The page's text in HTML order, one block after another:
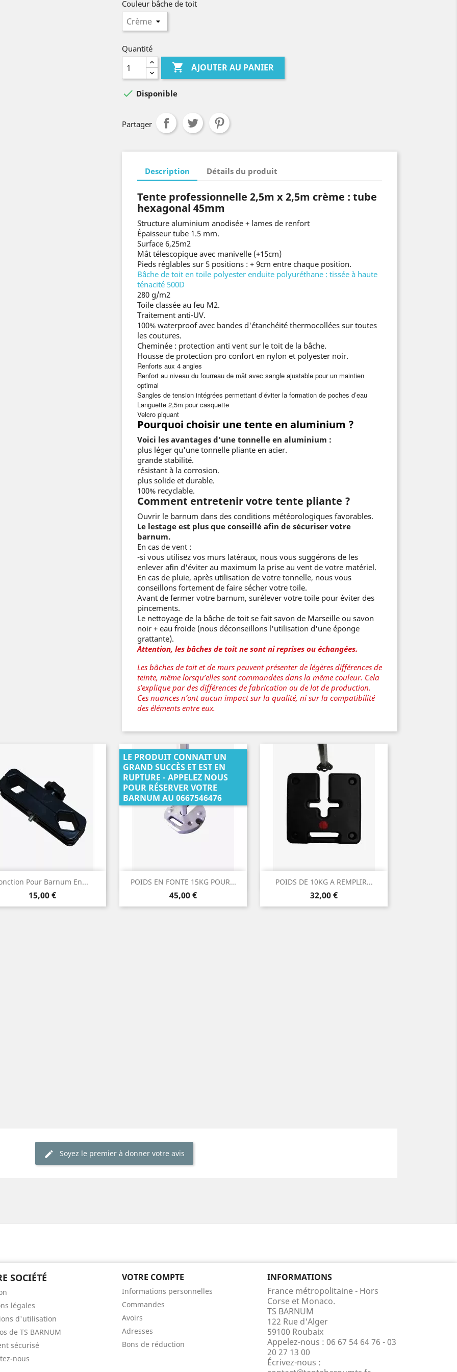
Couleur bâche de toit
Quantité
 AJOUTER AU PANIER
 Disponible
Partager
Description Détails du produit
Tente professionnelle 2,5m x 2,5m crème : tube
hexagonal 45mm
Structure aluminium anodisée + lames de renfort
Épaisseur tube 1.5 mm.
Surface 6,25m2
Mât télescopique avec manivelle (+15cm)
Pieds réglables sur 5 positions : + 9cm entre chaque position.
Bâche de toit en toile polyester enduite polyuréthane : tissée à haute
ténacité 500D
280 g/m2
Toile classée au feu M2.
Traitement anti-UV.
100% waterproof avec bandes d'étanchéité thermocollées sur toutes
les coutures.
Cheminée : protection anti vent sur le toit de la bâche.
Housse de protection pro confort en nylon et polyester noir.
Renforts aux 4 angles
Renfort au niveau du fourreau de mât avec sangle ajustable pour un maintien
optimal
Sangles de tension intégrées permettant d’éviter la formation de poches d’eau
Languette 2,5m pour casquette
Velcro piquant
Pourquoi choisir une tente en aluminium ?
Voici les avantages d'une tonnelle en aluminium :
plus léger qu'une tonnelle pliante en acier.
grande stabilité.
résistant à la corrosion.
plus solide et durable.
100% recyclable.
Comment entretenir votre tente pliante ?
Ouvrir le barnum dans des conditions météorologiques favorables.
Le lestage est plus que conseillé afin de sécuriser votre
barnum.
En cas de vent :
-si vous utilisez vos murs latéraux, nous vous suggérons de les
enlever afin d'éviter au maximum la prise au vent de votre matériel.
En cas de pluie, après utilisation de votre tonnelle, nous vous
conseillons fortement de faire sécher votre toile.
Avant de fermer votre barnum, surélever votre toile pour éviter des
pincements.
Le nettoyage de la bâche de toit se fait savon de Marseille ou savon
noir + eau froide (nous déconseillons l'utilisation d'une éponge
grattante).
Attention, les bâches de toit ne sont ni reprises ou échangées.
Les bâches de toit et de murs peuvent présenter de légères différences de
teinte, même lorsqu’elles sont commandées dans la même couleur. Cela
s’explique par des différences de fabrication ou de lot de production.
Ces nuances n’ont aucun impact sur la qualité, ni sur la compatibilité
des éléments entre eux.
Pour Barnum En...
Prix
15,00 €
Aperçu rapide POIDS EN FONTE 15KG POUR...
Prix
45,00 €
LE PRODUIT CONNAIT UN
GRAND SUCCÈS ET EST EN
RUPTURE - APPELEZ NOUS
POUR RÉSERVER VOTRE
BARNUM AU 0667546476
Aperçu rapide POIDS DE 10KG A REMPLIR...
Prix
32,00 €
Aperçu rapide
Soyez le premier à donner votre avis
SOCIÉTÉ
légales
d'utilisation
de TS BARNUM
sécurisé
nous
VOTRE COMPTE
Informations personnelles
Commandes
Avoirs
Adresses
Bons de réduction
INFORMATIONS
France métropolitaine - Hors
Corse et Monaco.
TS BARNUM
122 Rue d'Alger
59100 Roubaix
Appelez-nous : 06 67 54 64 76 - 03
20 27 13 00
Écrivez-nous :